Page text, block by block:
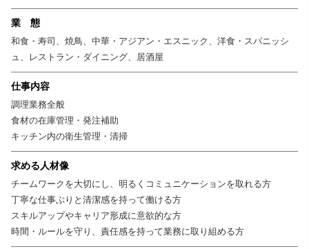
業 態
和食・寿司、焼鳥、中華・アジアン・エスニック、洋食・スパニッシ
ュ、レストラン・ダイニング、居酒屋
仕事内容
調理業務全般
食材の在庫管理・発注補助
キッチン内の衛生管理・清掃
求める人材像
チームワークを大切にし、明るくコミュニケーションを取れる方
丁寧な仕事ぶりと清潔感を持って働ける方
スキルアップやキャリア形成に意欲的な方
時間・ルールを守り、責任感を持って業務に取り組める方